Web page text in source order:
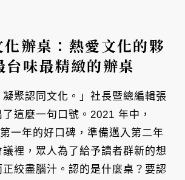
辦桌：熱愛文化的夥
台味最精緻的辦桌
凝聚認同文化。」社長暨總編輯張
這麼一句口號。2021 年中，
一年的好口碑，準備邁入第二年
裡，眾人為了給予讀者群新的想
絞盡腦汁。認的是什麼桌？要認